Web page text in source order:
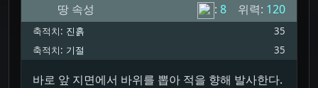
땅 속성 : 8 위력: 120
축적치: 진흙
35
축적치: 기절 35
바로 앞 지면에서 바위를 뽑아 적을 향해 발사한다.